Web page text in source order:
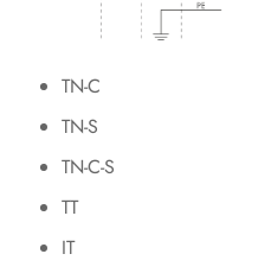
TN-C
TN-S
TN-C-S
TT
IT
Entsorgung
Technische Daten
Zubehör
Kontakt